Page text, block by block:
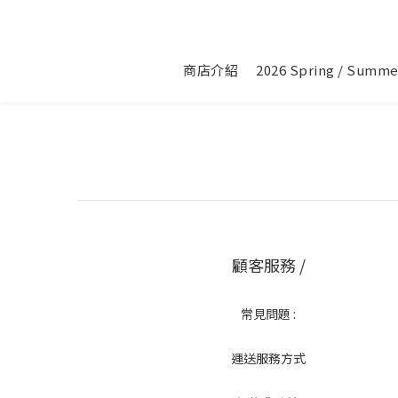
商店介紹 2026 Spring /
顧客服務 /
常見問題 :
運送服務方式